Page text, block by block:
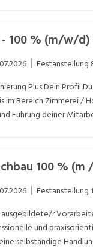
100 % (m/w/d)
Festanstellung
Plus Dein Profil
im Bereich Zimmerei /
Führung deiner
100 % (m
Festanstellung
r
und
selbständige